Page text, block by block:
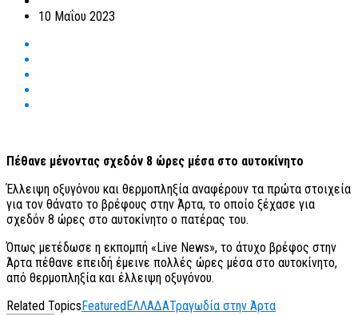
10 Μαΐου 2023
Πέθανε μένοντας σχεδόν 8 ώρες μέσα στο αυτοκίνητο
Έλλειψη οξυγόνου και θερμοπληξία αναφέρουν τα πρώτα στοιχεία
για τον θάνατο το βρέφους στην Άρτα, το οποίο ξέχασε για
σχεδόν 8 ώρες στο αυτοκίνητο ο πατέρας του.
Όπως μετέδωσε η εκπομπή «Live News», το άτυχο βρέφος στην
Άρτα πέθανε επειδή έμεινε πολλές ώρες μέσα στο αυτοκίνητο,
από θερμοπληξία και έλλειψη οξυγόνου.
Related Topics Featured ΕΛΛΑΔΑΤραγωδία στην Άρτα